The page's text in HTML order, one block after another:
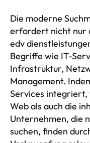
Die moderne
erfordert nicht nur
edv
Begriffe wie IT-
Infrastruktur,
Management.
Services integriert,
Web als auch die
Unternehmen, die
suchen, finden